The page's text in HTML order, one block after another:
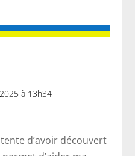
à 13h34
d’avoir découvert